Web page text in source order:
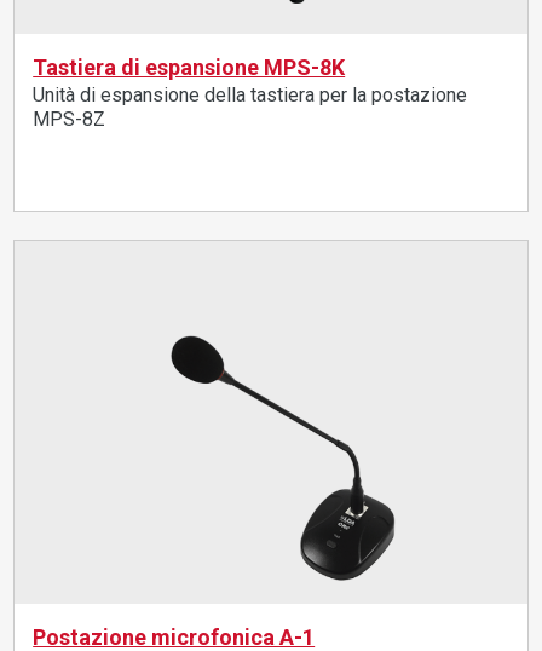
Tastiera di espansione MPS-8K
Unità di espansione della tastiera per la postazione
MPS-8Z
Postazione microfonica A-1